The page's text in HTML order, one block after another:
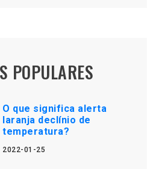
POPULARES
O que significa alerta
laranja declínio de
temperatura?
2022-01-25